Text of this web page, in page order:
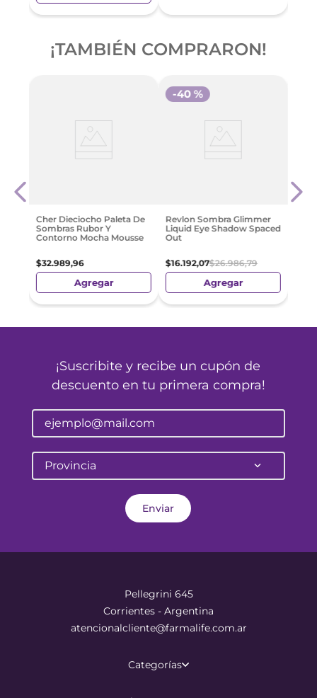
¡TAMBIÉN COMPRARON!
Cher Dieciocho Paleta De
Sombras Rubor Y
Contorno Mocha Mousse
$32.989,96
Agregar
Revlon Sombra Glimmer
Liquid Eye Shadow Spaced
Out
$16.192,07$26.986,79
-40 %
Agregar
¡Suscribite y recibe un cupón de
descuento en tu primera compra!
Provincia
Enviar
Pellegrini 645
Corrientes - Argentina
atencionalcliente@farmalife.com.ar
Categorías